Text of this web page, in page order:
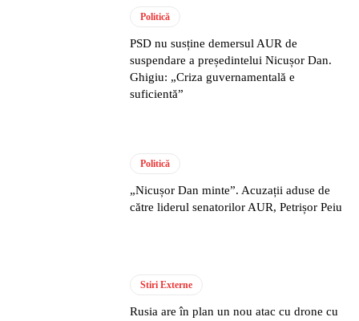
Politică
PSD nu susține demersul AUR de
suspendare a președintelui Nicușor Dan.
Ghigiu: „Criza guvernamentală e
suficientă”
Politică
„Nicușor Dan minte”. Acuzații aduse de
către liderul senatorilor AUR, Petrișor Peiu
Stiri Externe
Rusia are în plan un nou atac cu drone cu